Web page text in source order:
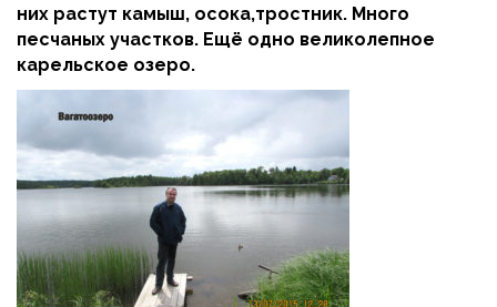
них растут камыш, осока,тростник. Много
песчаных участков. Ещё одно великолепное
карельское озеро.